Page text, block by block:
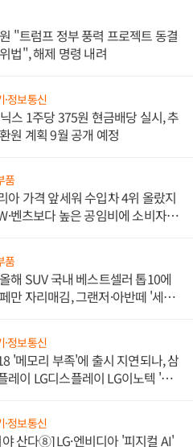
"트럼프 정부 풍력 프로젝트 동결
법", 해제 명령 내려
·정보통신
스 1주당 375원 현금배당 실시, 추
원 계획 9월 공개 예정
품
아 가격 앞세워 수입차 4위 올랐지
벤츠보다 높은 공임비에 소비자
품
해 SUV 국내 베스트셀러 톱10에
만 자리매김, 그랜저·아반떼 '세단
·정보통신
'메모리 부족'에 출시 지연되나, 삼
레이 LG디스플레이 LG이노텍 '탈
·정보통신
산다⑧] LG·엔비디아 '피지컬 AI'